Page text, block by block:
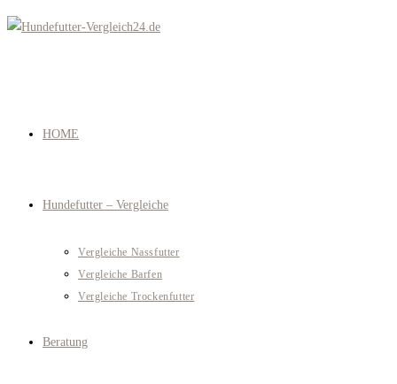
Zum
HOME
Hundefutter – Vergleiche
Vergleiche Nassfutter
Vergleiche Barfen
Vergleiche Trockenfutter
Beratung